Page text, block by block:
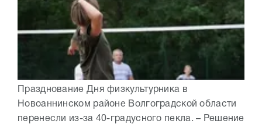
Празднование Дня физкультурника в
Новоаннинском районе Волгоградской области
перенесли из-за 40-градусного пекла. – Решение